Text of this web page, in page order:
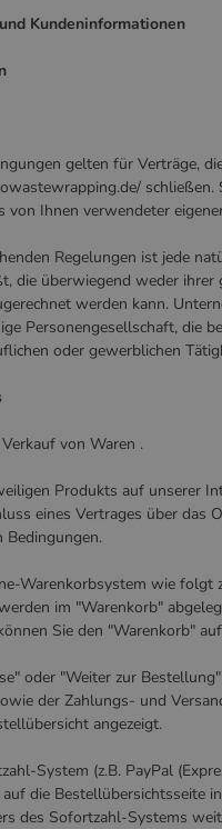
Kundeninformationen
gelten für Verträge,
schließen.
von Ihnen verwendeter
Regelungen ist jede
die überwiegend weder
werden kann.
Personengesellschaft, die
oder gewerblichen
von Waren .
Produkts auf unserer
eines Vertrages über das
Bedingungen.
Warenkorbsystem wie folgt
im "Warenkorb"
Sie den "Warenkorb"
oder "Weiter zur Bestellung"
der Zahlungs- und
angezeigt.
System (z.B. PayPal
die Bestellübersichtsseite
des Sofortzahl-Systems